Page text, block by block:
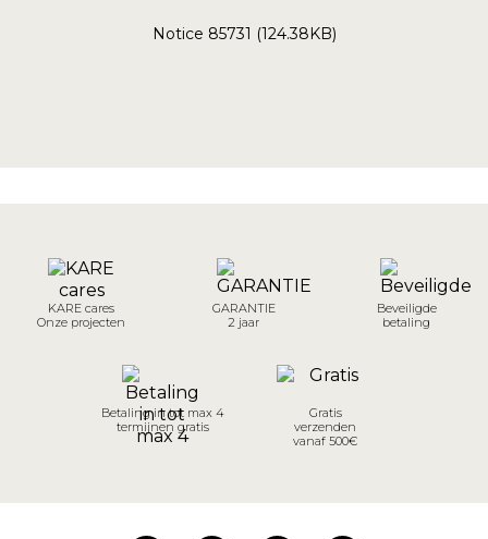
Notice 85731 (124.38KB)
KARE cares
Onze projecten
GARANTIE
2 jaar
Beveiligde
betaling
Betaling in tot max 4
termijnen gratis
Gratis
verzenden
vanaf 500€